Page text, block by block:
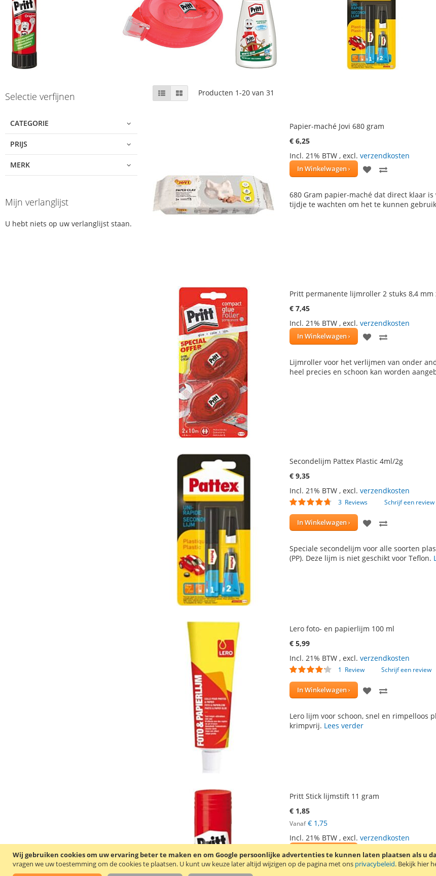
Wij gebruiken cookies om uw ervaring beter te maken en om Google persoonlijke advertenties te kunnen laten plaatsen als u
vragen we uw toestemming om de cookies te plaatsen. U kunt uw keuze later altijd wijzigen op de pagina met ons privacybeleid. Bekijk hier
to
list
Selectie verfijnen
CATEGORIE
PRIJS
MERK
Tonen
als
Lijst Foto-
tabel
Producten 1-20van 31
Papier-maché Jovi 680 gram
€ 6,25
Incl. 21% BTW , excl. verzendkosten
In Winkelwagen
VOEG
AANTE
680 Gram papier-maché dat direct klaar
tijdje te wachten om het te kunnen
Pritt permanente lijmroller 2 stuks 8,4 mm
€ 7,45
Incl. 21% BTW , excl. verzendkosten
In Winkelwagen
VOEG
AANTE
Lijmroller voor het verlijmen van onder
heel precies en schoon kan worden
Secondelijm Pattex Plastic 4ml/2g
€ 9,35
Incl. 21% BTW , excl. verzendkosten
Waardering:
3 Reviews Schrijf een review
In Winkelwagen
VOEG
AANTE
Speciale secondelijm voor alle soorten
(PP). Deze lijm is niet geschikt voor Teflon.
Lero foto- en papierlijm 100 ml
€ 5,99
Incl. 21% BTW , excl. verzendkosten
Waardering:
1 Review Schrijf een review
In Winkelwagen
VOEG
Lero lijm voor schoon, snel en rimpelloos
krimpvrij. Lees verder
Pritt Stick lijmstift 11 gram
€ 1,85
Vanaf € 1,75
Incl. 21% BTW , excl. verzendkosten
In Winkelwagen
VOEG
TOE
TOEVOEGEN
OM
Mijn verlanglijst
U hebt niets op uw verlanglijst staan.